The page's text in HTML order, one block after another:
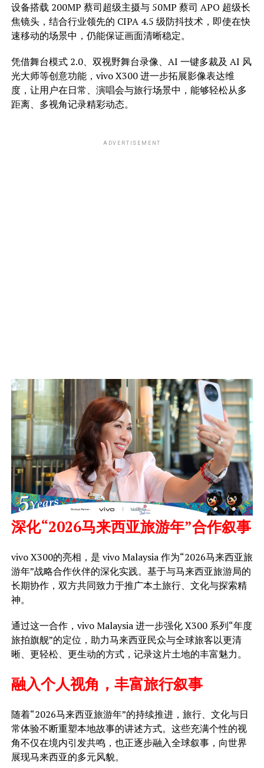
设备搭载 200MP 蔡司超级主摄与 50MP 蔡司 APO 超级长
焦镜头，结合行业领先的 CIPA 4.5 级防抖技术，即使在快
速移动的场景中，仍能保证画面清晰稳定。
凭借舞台模式 2.0、双视野舞台录像、AI 一键多裁及 AI 风
光大师等创意功能，vivo X300 进一步拓展影像表达维
度，让用户在日常、演唱会与旅行场景中，能够轻松从多
距离、多视角记录精彩动态。
ADVERTISEMENT
深化“2026马来西亚旅游年”合作叙事
vivo X300的亮相，是 vivo Malaysia 作为“2026马来西亚旅
游年”战略合作伙伴的深化实践。基于与马来西亚旅游局的
长期协作，双方共同致力于推广本土旅行、文化与探索精
神。
通过这一合作，vivo Malaysia 进一步强化 X300 系列“年度
旅拍旗舰”的定位，助力马来西亚民众与全球旅客以更清
晰、更轻松、更生动的方式，记录这片土地的丰富魅力。
融入个人视角，丰富旅行叙事
随着“2026马来西亚旅游年”的持续推进，旅行、文化与日
常体验不断重塑本地故事的讲述方式。这些充满个性的视
角不仅在境内引发共鸣，也正逐步融入全球叙事，向世界
展现马来西亚的多元风貌。